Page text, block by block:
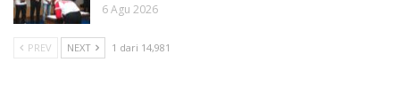
6 Agu 2026
PREV NEXT 1 dari 14,981